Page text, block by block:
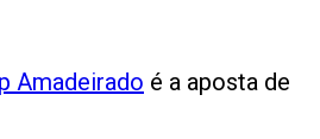
Amadeirado é a aposta de